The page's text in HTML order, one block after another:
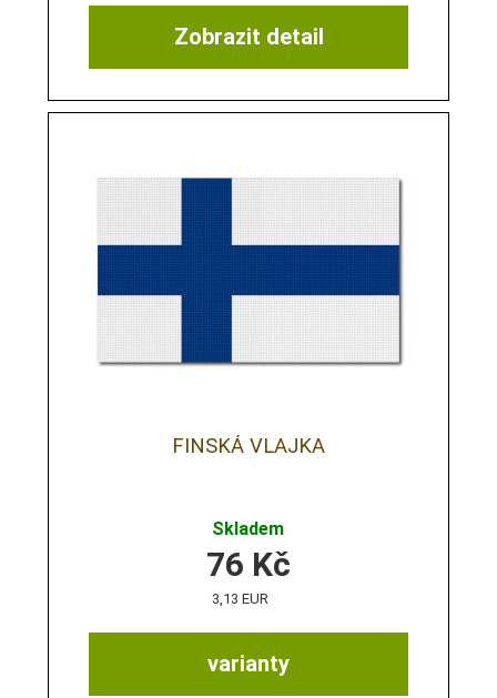
Zobrazit detail
FINSKÁ VLAJKA
Skladem
varianty
76 Kč
3,13 EUR